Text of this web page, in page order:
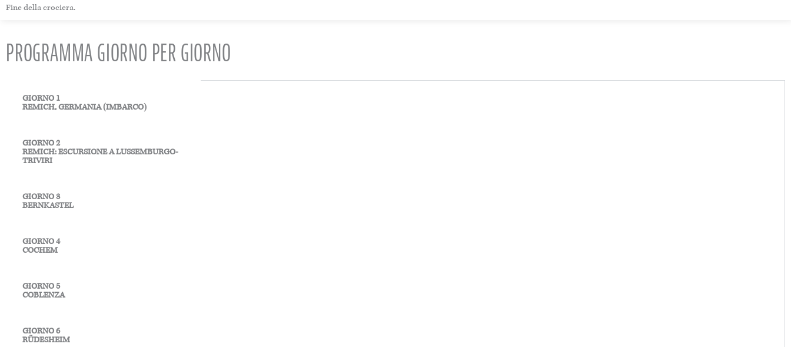
Fine della crociera.
PROGRAMMA GIORNO PER GIORNO
GIORNO 1
REMICH, GERMANIA (IMBARCO)
GIORNO 2
REMICH: ESCURSIONE A LUSSEMBURGO-
TRIVIRI
GIORNO 3
BERNKASTEL
GIORNO 4
COCHEM
GIORNO 5
COBLENZA
GIORNO 6
RÜDESHEIM